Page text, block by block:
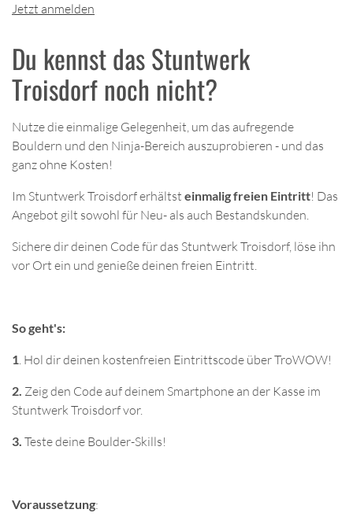
Jetzt anmelden
Du kennst das Stuntwerk
Troisdorf noch nicht?
Nutze die einmalige Gelegenheit, um das aufregende
Bouldern und den Ninja-Bereich auszuprobieren - und das
ganz ohne Kosten!
Im Stuntwerk Troisdorf erhältst einmalig freien Eintritt! Das
Angebot gilt sowohl für Neu- als auch Bestandskunden.
Sichere dir deinen Code für das Stuntwerk Troisdorf, löse ihn
vor Ort ein und genieße deinen freien Eintritt.
So geht's:
1. Hol dir deinen kostenfreien Eintrittscode über TroWOW!
2. Zeig den Code auf deinem Smartphone an der Kasse im
Stuntwerk Troisdorf vor.
3. Teste deine Boulder-Skills!
Voraussetzung: